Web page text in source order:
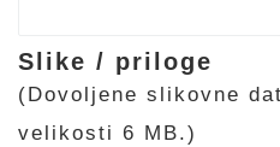
Slike / priloge
(Dovoljene slikovne
velikosti 6 MB.)